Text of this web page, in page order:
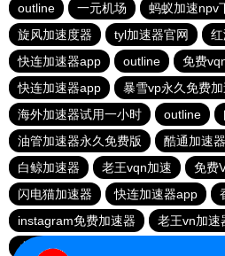
outline
一元机场
蚂蚁加速npv
旋风加速度器
tyl加速器官网
快连加速器app
outline 免费
快连加速器app
暴雪vp永久免费
海外加速器试用一小时
outline
油管加速器永久免费版
酷通加速器
白鲸加速器
老王vqn加速 免费
闪电猫加速器
快连加速器app
instagram免费加速器
老王vn加速
小猫咪ciash加速器